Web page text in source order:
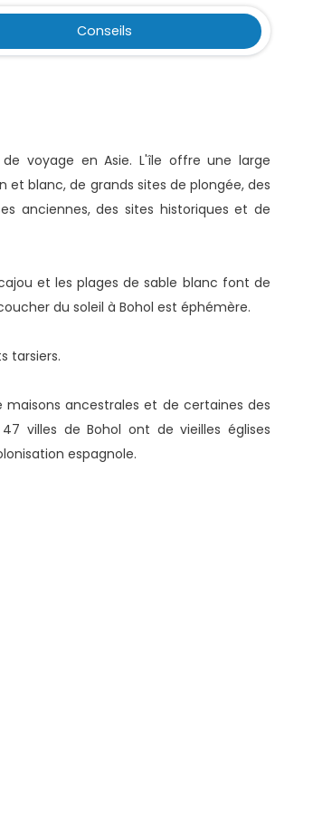
Conseils
voyage en Asie. L'île offre une large
blanc, de grands sites de plongée, des
anciennes, des sites historiques et de
et les plages de sable blanc font de
du soleil à Bohol est éphémère.
tarsiers.
ancestrales et de certaines des
villes de Bohol ont de vieilles églises
espagnole.